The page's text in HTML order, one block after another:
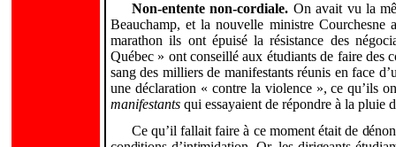
Non-entente non-cordiale. On avait vu la
Beauchamp, et la nouvelle ministre Courchesne
marathon ils ont épuisé la résistance des
Québec » ont conseillé aux étudiants de faire des
sang des milliers de manifestants réunis en face
une déclaration « contre la violence », ce qu’ils
manifestants qui essayaient de répondre à la pluie
Ce qu’il fallait faire à ce moment était de